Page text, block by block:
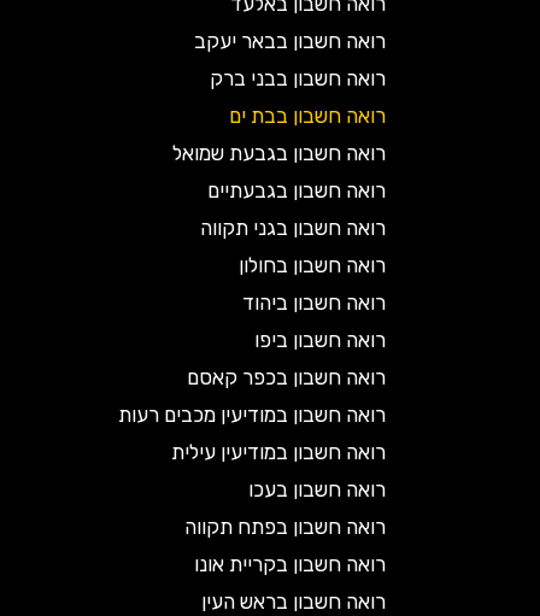
רואה חשבון בבאר יעקב
רואה חשבון בבני ברק
רואה חשבון בבת ים
רואה חשבון בגבעת שמואל
רואה חשבון בגבעתיים
רואה חשבון בגני תקווה
רואה חשבון בחולון
רואה חשבון ביהוד
רואה חשבון ביפו
רואה חשבון בכפר קאסם
רואה חשבון במודיעין מכבים רעות
רואה חשבון במודיעין עילית
רואה חשבון בעכו
רואה חשבון בפתח תקווה
רואה חשבון בקריית אונו
רואה חשבון בראש העין